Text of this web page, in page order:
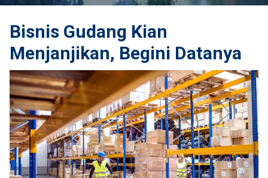
Bisnis Gudang Kian
Menjanjikan, Begini Datanya